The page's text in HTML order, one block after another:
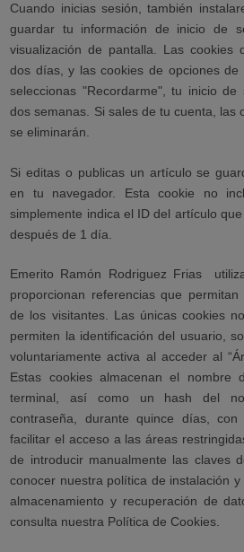
Cuando inicias sesión, también
guardar tu información de inicio de
visualización de pantalla. Las cookies
dos días, y las cookies de opciones
seleccionas "Recordarme", tu inicio de
dos semanas. Si sales de tu cuenta, las
se eliminarán.
Si editas o publicas un artículo se
en tu navegador. Esta cookie no
simplemente indica el ID del artículo
después de 1 día.
Emerito Ramón Rodriguez Frias
proporcionan referencias que
de los visitantes. Las únicas cookies
permiten la identificación del usuario,
voluntariamente activa al acceder al
Estas cookies almacenan el nombre
terminal, así como un hash del
contraseña, durante quince días,
facilitar el acceso a las áreas
de introducir manualmente las claves
conocer nuestra política de instalación
almacenamiento y recuperación de
consulta nuestra Política de Cookies.